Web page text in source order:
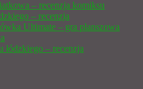
– recenzja komiksu
– recenzja
Ultimate – gra planszowa
łódzkiego – recenzja